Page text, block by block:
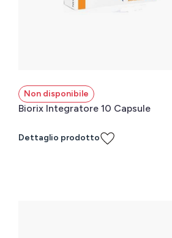
Non disponibile
Biorix Integratore 10 Capsule
Dettaglio prodotto